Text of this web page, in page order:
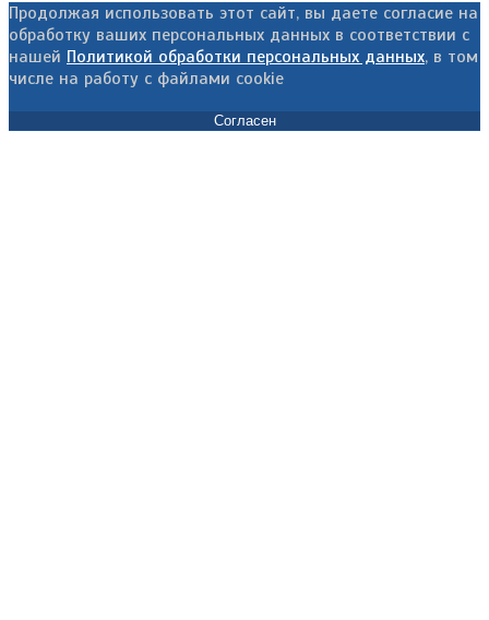
Продолжая использовать этот сайт, вы даете согласие на
обработку ваших персональных данных в соответствии с
нашей Политикой обработки персональных данных, в том
числе на работу с файлами cookie
Согласен